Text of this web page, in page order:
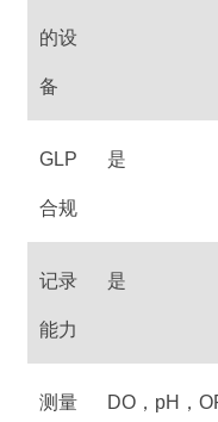
的设
备
GLP
合规
是
记录
能力
是
测量 DO，pH，